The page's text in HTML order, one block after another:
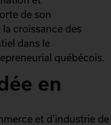
de son
croissance des
dans le
québécois.
en
et d’industrie de